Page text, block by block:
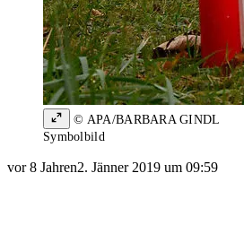
© APA/BARBARA GINDL
Symbolbild
vor 8 Jahren2. Jänner 2019 um 09:59